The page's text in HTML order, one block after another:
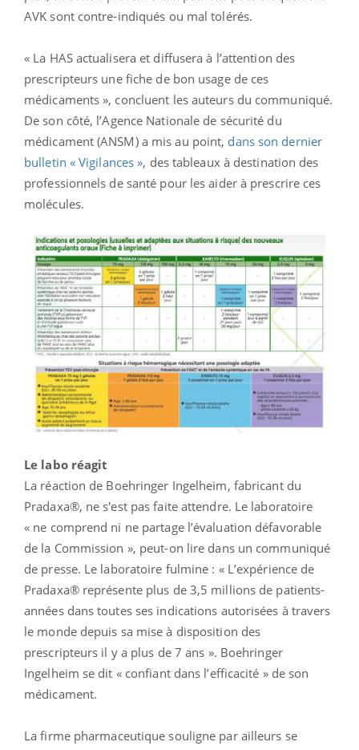
AVK sont contre-indiqués ou mal tolérés.
« La HAS actualisera et diffusera à l’attention des
prescripteurs une fiche de bon usage de ces
médicaments », concluent les auteurs du communiqué.
De son côté, l’Agence Nationale de sécurité du
médicament (ANSM) a mis au point, dans son dernier
bulletin « Vigilances », des tableaux à destination des
professionnels de santé pour les aider à prescrire ces
molécules.
Le labo réagit
La réaction de Boehringer Ingelheim, fabricant du
Pradaxa®, ne s'est pas faite attendre. Le laboratoire
« ne comprend ni ne partage l’évaluation défavorable
de la Commission », peut-on lire dans un communiqué
de presse. Le laboratoire fulmine : « L’expérience de
Pradaxa® représente plus de 3,5 millions de patients-
années dans toutes ses indications autorisées à travers
le monde depuis sa mise à disposition des
prescripteurs il y a plus de 7 ans ». Boehringer
Ingelheim se dit « confiant dans l’efficacité » de son
médicament.
La firme pharmaceutique souligne par ailleurs se